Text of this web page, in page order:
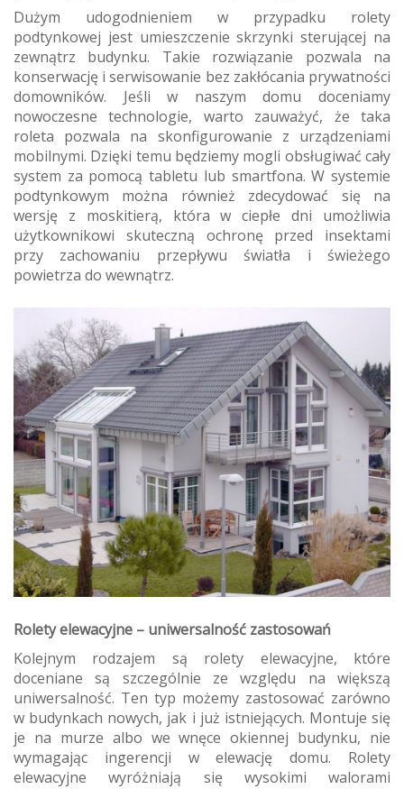
Dużym udogodnieniem w przypadku rolety
podtynkowej jest umieszczenie skrzynki sterującej na
zewnątrz budynku. Takie rozwiązanie pozwala na
konserwację i serwisowanie bez zakłócania prywatności
domowników. Jeśli w naszym domu doceniamy
nowoczesne technologie, warto zauważyć, że taka
roleta pozwala na skonfigurowanie z urządzeniami
mobilnymi. Dzięki temu będziemy mogli obsługiwać cały
system za pomocą tabletu lub smartfona. W systemie
podtynkowym można również zdecydować się na
wersję z moskitierą, która w ciepłe dni umożliwia
użytkownikowi skuteczną ochronę przed insektami
przy zachowaniu przepływu światła i świeżego
powietrza do wewnątrz.
Rolety elewacyjne – uniwersalność zastosowań
Kolejnym rodzajem są rolety elewacyjne, które
doceniane są szczególnie ze względu na większą
uniwersalność. Ten typ możemy zastosować zarówno
w budynkach nowych, jak i już istniejących. Montuje się
je na murze albo we wnęce okiennej budynku, nie
wymagając ingerencji w elewację domu. Rolety
elewacyjne wyróżniają się wysokimi walorami